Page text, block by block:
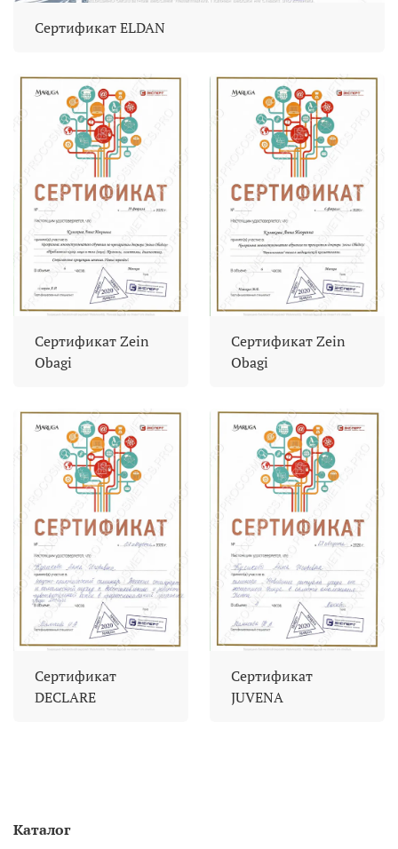
Сертификат ELDAN
Сертификат Zein
Obagi
Сертификат Zein
Obagi
Сертификат
DECLARE
Сертификат
JUVENA
Каталог